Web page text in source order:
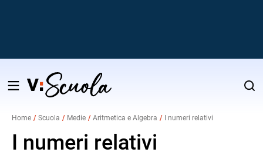
Salta
contenuto
Home Scuola Medie Aritmetica e Algebra I numeri relativi
I numeri relativi